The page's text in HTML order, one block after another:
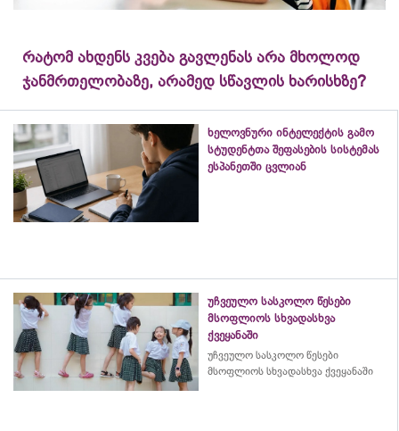
რატომ ახდენს კვება გავლენას არა მხოლოდ
ჯანმრთელობაზე, არამედ სწავლის ხარისხზე?
ხელოვნური ინტელექტის გამო
სტუდენტთა შეფასების სისტემას
ესპანეთში ცვლიან
უჩვეულო სასკოლო წესები
მსოფლიოს სხვადასხვა
ქვეყანაში
უჩვეულო სასკოლო წესები
მსოფლიოს სხვადასხვა ქვეყანაში